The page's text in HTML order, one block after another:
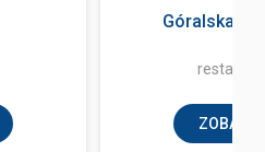
Góralska
ZOBACZ